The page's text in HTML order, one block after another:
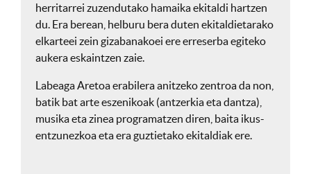
herritarrei zuzendutako hamaika ekitaldi hartzen
du. Era berean, helburu bera duten ekitaldietarako
elkarteei zein gizabanakoei ere erreserba egiteko
aukera eskaintzen zaie.
Labeaga Aretoa erabilera anitzeko zentroa da non,
batik bat arte eszenikoak (antzerkia eta dantza),
musika eta zinea programatzen diren, baita ikus-
entzunezkoa eta era guztietako ekitaldiak ere.